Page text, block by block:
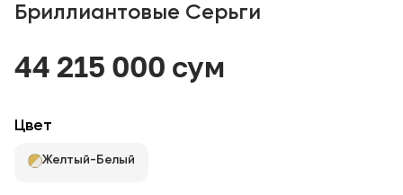
Бриллиантовые Серьги
44 215 000 сум
Цвет
Желтый-Белый